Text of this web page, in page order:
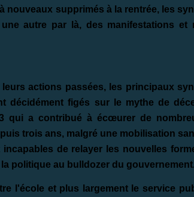
nouveaux supprimés à la rentrée, les
autre par là, des manifestations et
actions passées, les principaux
décidément figés sur le mythe de
qui a contribué à écœurer de
trois ans, malgré une mobilisation
de relayer les nouvelles
politique au bulldozer du gouvernement.
l'école et plus largement le service